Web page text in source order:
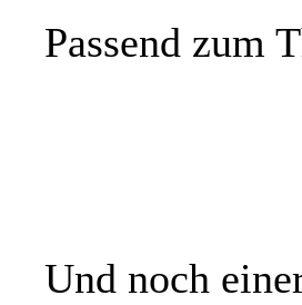
Passend zum
Und noch